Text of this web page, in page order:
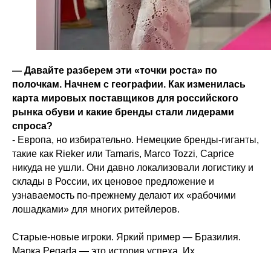
— Давайте разберем эти «точки роста» по
полочкам. Начнем с географии. Как изменилась
карта мировых поставщиков для российского
рынка обуви и какие бренды стали лидерами
спроса?
- Европа, но избирательно. Немецкие бренды-гиганты,
такие как Rieker или Tamaris, Marco Tozzi, Caprice
никуда не ушли. Они давно локализовали логистику и
склады в России, их ценовое предложение и
узнаваемость по-прежнему делают их «рабочими
лошадками» для многих ритейлеров.
Cтарые-новые игроки. Яркий пример — Бразилия.
Марка Pegada — это история успеха. Их